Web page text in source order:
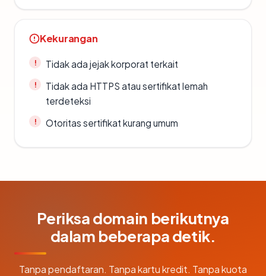
Kekurangan
Tidak ada jejak korporat terkait
Tidak ada HTTPS atau sertifikat lemah
terdeteksi
Otoritas sertifikat kurang umum
Periksa domain berikutnya
dalam beberapa detik.
Tanpa pendaftaran. Tanpa kartu kredit. Tanpa kuota